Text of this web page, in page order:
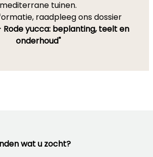
mediterrane tuinen.
raadpleeg ons dossier
Rode yucca: beplanting, teelt en
onderhoud"
wat u zocht?